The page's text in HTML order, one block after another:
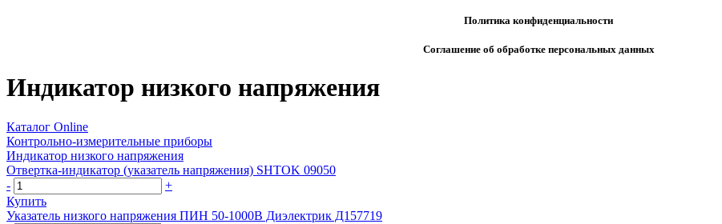
Политика конфиденциальности
Соглашение об обработке персональных данных
Индикатор низкого напряжения
Каталог Online
Контрольно-измерительные приборы
Индикатор низкого напряжения
Отвертка-индикатор (указатель напряжения) SHTOK 09050
-
+
Купить
Указатель низкого напряжения ПИН 50-1000В Диэлектрик Д157719